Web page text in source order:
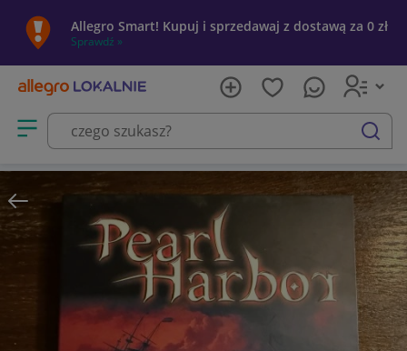
Allegro Smart! Kupuj i sprzedawaj z dostawą za 0 zł
Sprawdź »
Otwórz menu z kategoriami
szukaj